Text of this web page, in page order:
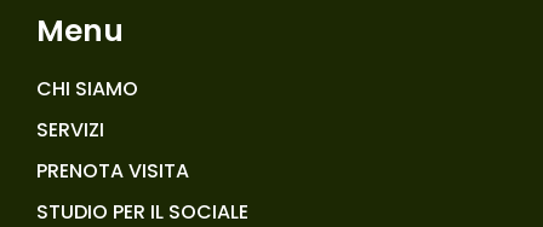
Menu
CHI SIAMO
SERVIZI
PRENOTA VISITA
STUDIO PER IL SOCIALE